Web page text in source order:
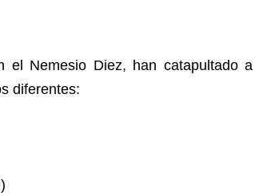
el Nemesio Diez, han catapultado a
diferentes: